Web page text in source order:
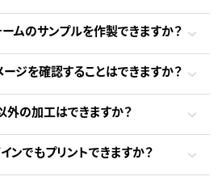
ムのサンプルを作製できますか？
ジを確認することはできますか？
外の加工はできますか？
ンでもプリントできますか？